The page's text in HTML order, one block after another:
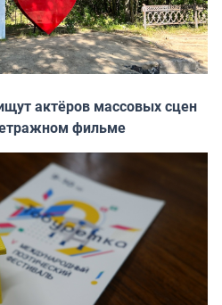
актёров массовых сцен
фильме